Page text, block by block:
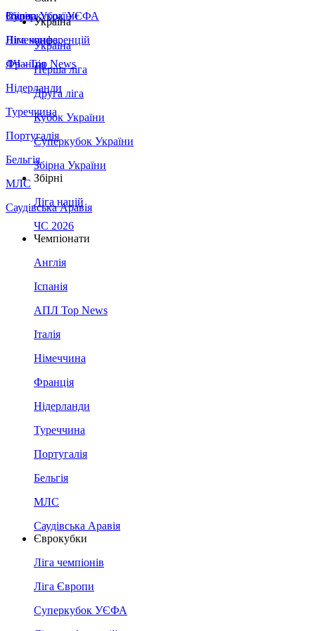
Збірна України
Італія
Німеччина
Франція
Нідерланди
Туреччина
Португалія
Бельгія
МЛС
Саудівська Аравія
Суперкубок УЄФА
Ліга конференцій
ЛЧ - Top News
Україна
Україна
Перша ліга
Друга ліга
Кубок України
Суперкубок України
Збірна України
Збірні
Ліга націй
ЧС 2026
Чемпіонати
Англія
Іспанія
АПЛ Top News
Італія
Німеччина
Франція
Нідерланди
Туреччина
Португалія
Бельгія
МЛС
Саудівська Аравія
Єврокубки
Ліга чемпіонів
Ліга Європи
Суперкубок УЄФА